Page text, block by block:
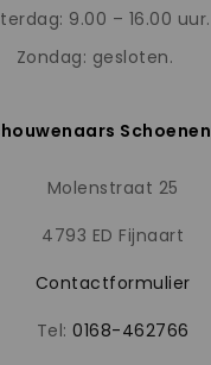
9.00 – 16.00 uur.
Zondag: gesloten.
Schoenen
Molenstraat 25
4793 ED Fijnaart
Contactformulier
Tel: 0168-462766